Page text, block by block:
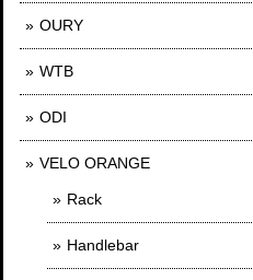
OURY
WTB
ODI
VELO ORANGE
Rack
Handlebar